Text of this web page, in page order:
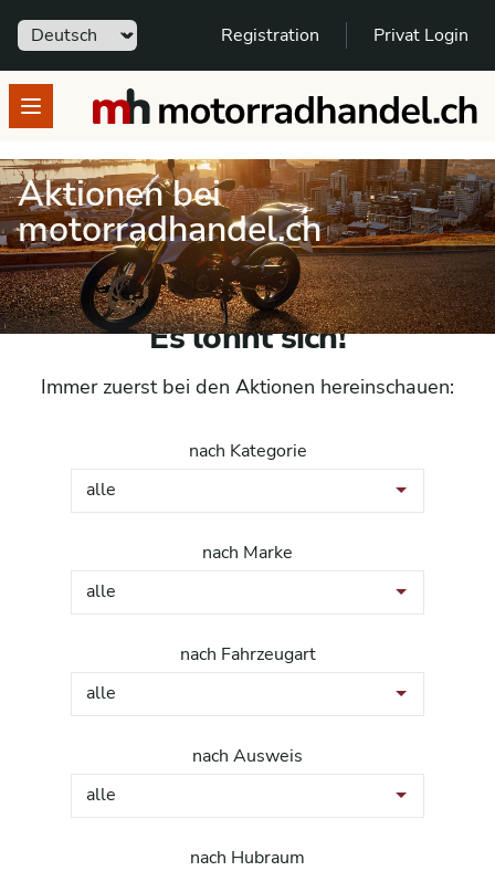
Sprache Registration Privat Login
Open menumotorradhandel.ch
Aktionen bei
motorradhandel.ch
Es lohnt sich!
Immer zuerst bei den Aktionen hereinschauen:
nach Kategorie
alle
nach Marke
alle
nach Fahrzeugart
alle
nach Ausweis
alle
nach Hubraum